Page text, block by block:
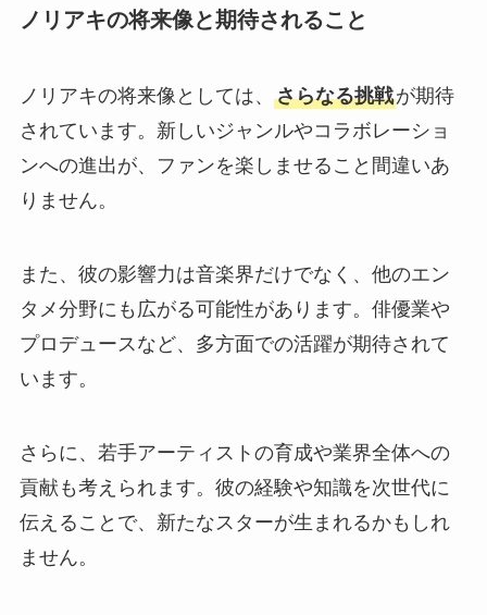
ノリアキの将来像と期待されること
ノリアキの将来像としては、 さらなる挑戦が期待
されています。新しいジャンルやコラボレーショ
ンへの進出が、ファンを楽しませること間違いあ
りません。
また、彼の影響力は音楽界だけでなく、他のエン
タメ分野にも広がる可能性があります。俳優業や
プロデュースなど、多方面での活躍が期待されて
います。
さらに、若手アーティストの育成や業界全体への
貢献も考えられます。彼の経験や知識を次世代に
伝えることで、新たなスターが生まれるかもしれ
ません。